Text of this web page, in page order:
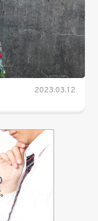
2023.03.12